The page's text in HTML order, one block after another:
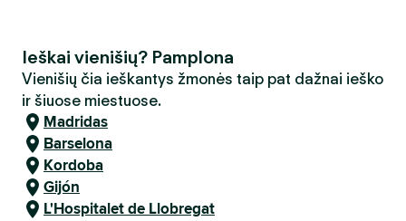
Ieškai vienišių? Pamplona
Vienišių čia ieškantys žmonės taip pat dažnai ieško
ir šiuose miestuose.
Madridas
Barselona
Kordoba
Gijón
L'Hospitalet de Llobregat